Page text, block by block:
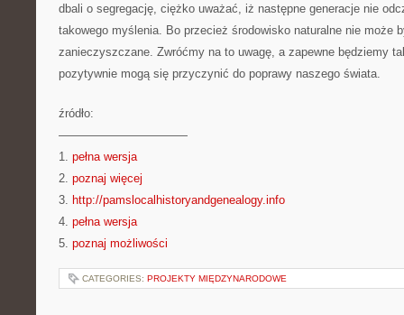
dbali o segregację, ciężko uważać, iż następne generacje nie
takowego myślenia. Bo przecież środowisko naturalne nie może
zanieczyszczane. Zwróćmy na to uwagę, a zapewne będziemy
pozytywnie mogą się przyczynić do poprawy naszego świata.
źródło:
———————————
1. pełna wersja
2. poznaj więcej
3. http://pamslocalhistoryandgenealogy.info
4. pełna wersja
5. poznaj możliwości
CATEGORIES: PROJEKTY MIĘDZYNARODOWE